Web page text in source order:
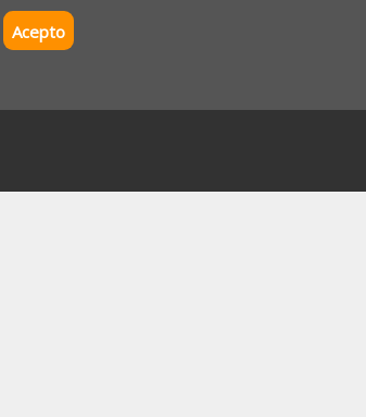
Acepto